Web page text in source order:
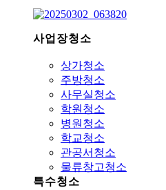
사업장청소
상가청소
주방청소
사무실청소
학원청소
병원청소
학교청소
관공서청소
물류창고청소
특수청소